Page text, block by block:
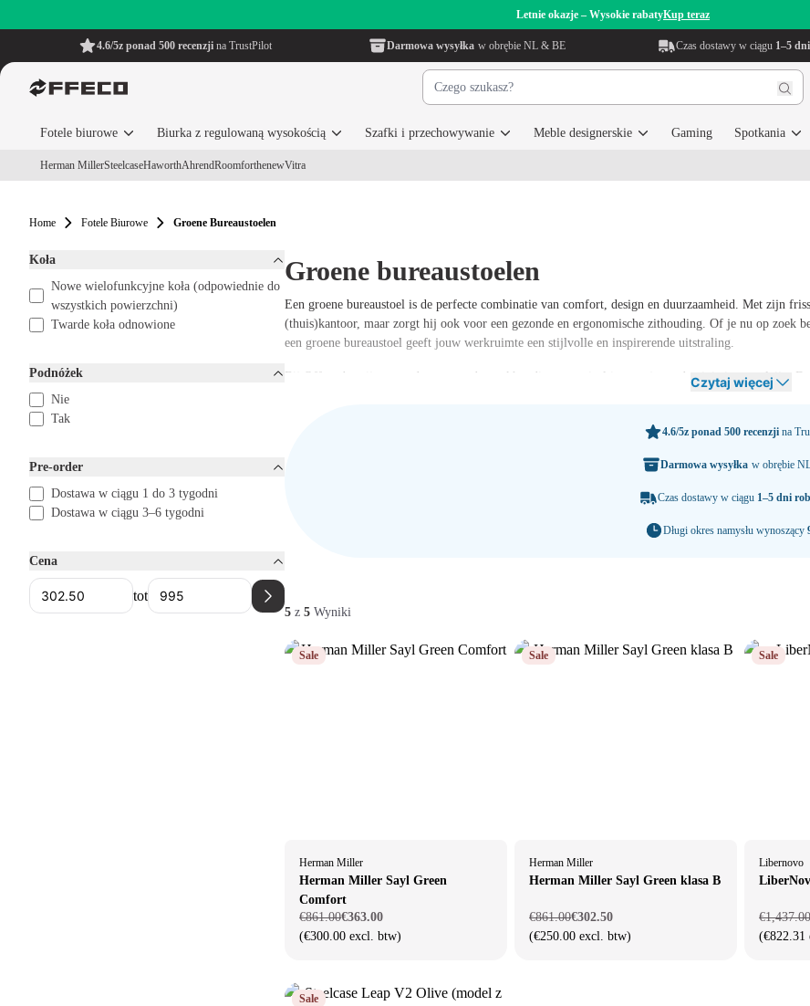
Letnie okazje – Wysokie rabatyKup teraz
4.6/5z ponad 500 recenzji na TrustPilot Darmowa wysyłka w obrębie NL & BE Czas dostawy w ciągu 1–5
Fotele biurowe Biurka z regulowaną wysokością Szafki i przechowywanie Meble designerskie Gaming Spotkania
Herman MillerSteelcaseHaworthAhrendRoomforthenewVitra
Home Fotele Biurowe Groene Bureaustoelen
Koła
Nowe wielofunkcyjne koła (odpowiednie do
wszystkich powierzchni)
Twarde koła odnowione
Podnóżek
Nie
Tak
Pre-order
Dostawa w ciągu 1 do 3 tygodni
Dostawa w ciągu 3–6 tygodni
Cena
tot
Groene bureaustoelen
Een groene bureaustoel is de perfecte combinatie van comfort, design en duurzaamheid. Met zijn
(thuis)kantoor, maar zorgt hij ook voor een gezonde en ergonomische zithouding. Of je nu op zoek
een groene bureaustoel geeft jouw werkruimte een stijlvolle en inspirerende uitstraling.
Bij Offeco begrijpen we dat een goede werkhouding essentieel is voor je productiviteit en welzijn.
Czytaj więcej
4.6/5z ponad 500 recenzji na
Darmowa wysyłka w obrębie
Czas dostawy w ciągu 1–5 dni
Długi okres namysłu wynoszący
5 z 5 Wyniki
Sale
Herman Miller
Herman Miller Sayl Green
Comfort
€861.00€363.00
(€300.00 excl. btw)
Sale
Herman Miller
Herman Miller Sayl Green klasa B
€861.00€302.50
(€250.00 excl. btw)
Sale
Libernovo
€1,437.00
(€822.31
Sale